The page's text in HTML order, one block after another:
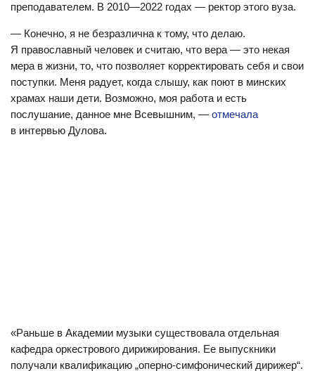
преподавателем. В 2010—2022 годах — ректор этого вуза.
— Конечно, я не безразлична к тому, что делаю.
Я православный человек и считаю, что вера — это некая
мера в жизни, то, что позволяет корректировать себя и свои
поступки. Меня радует, когда слышу, как поют в минских
храмах наши дети. Возможно, моя работа и есть
послушание, данное мне Всевышним, — отмечала
в интервью Дулова.
«Раньше в Академии музыки существовала отдельная
кафедра оркестрового дирижирования. Ее выпускники
получали квалификацию „оперно-симфонический дирижер“.